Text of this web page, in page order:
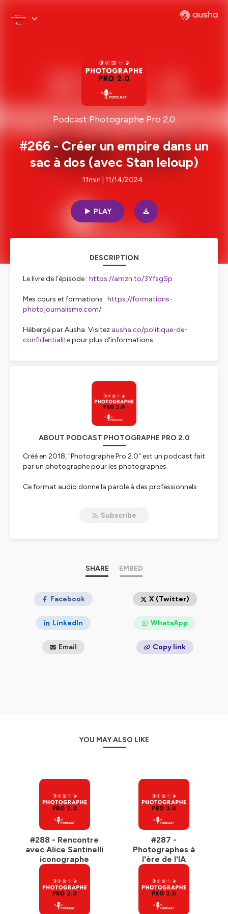
Podcast Photographe Pro 2.0
#266 - Créer un empire dans un
sac à dos (avec Stan leloup)
11min | 11/14/2024
PLAY
DESCRIPTION
Le livre de l’épisode : https://amzn.to/3YfsgSp
Mes cours et formations : https://formations-
photojournalisme.com/
Hébergé par Ausha. Visitez ausha.co/politique-de-
confidentialitepour plus d'informations.
ABOUT PODCAST PHOTOGRAPHE PRO 2.0
Créé en 2018, "Photographe Pro 2.0" est un podcast fait
par un photographe pour les photographes.
Ce format audio donne la parole à des professionnels
ceux qui veulent vivre de leur passion.
Rancinan, Oliviero Toscani ou encore Pascal Maitre.
directeur duCollectif DR
Hébergé par Ausha. Visitez
ausha.co/politique-de-
confidentialitepour plus d'informations.
Subscribe
SHARE EMBED
Facebook X (Twitter)
LinkedIn WhatsApp
Email Copy link
YOU MAY ALSO LIKE
#288 - Rencontre
avec Alice Santinelli
iconographe
#287 -
Photographes à
l'ère de l'IA